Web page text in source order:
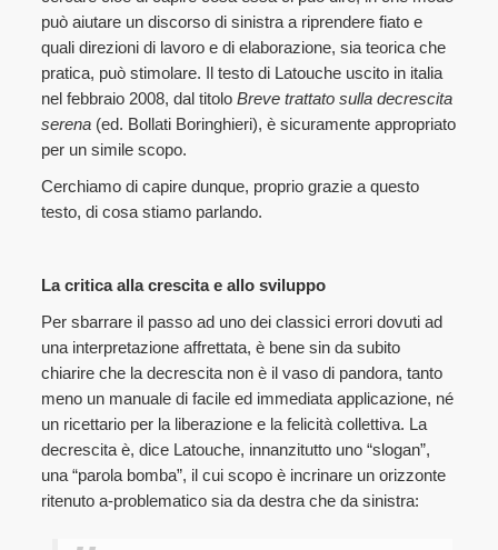
può aiutare un discorso di sinistra a riprendere fiato e
quali direzioni di lavoro e di elaborazione, sia teorica che
pratica, può stimolare. Il testo di Latouche uscito in italia
nel febbraio 2008, dal titoloBreve trattato sulla decrescita
serena (ed. Bollati Boringhieri), è sicuramente appropriato
per un simile scopo.
Cerchiamo di capire dunque, proprio grazie a questo
testo, di cosa stiamo parlando.
La critica alla crescita e allo sviluppo
Per sbarrare il passo ad uno dei classici errori dovuti ad
una interpretazione affrettata, è bene sin da subito
chiarire che la decrescita non è il vaso di pandora, tanto
meno un manuale di facile ed immediata applicazione, né
un ricettario per la liberazione e la felicità collettiva. La
decrescita è, dice Latouche, innanzitutto uno “slogan”,
una “parola bomba”, il cui scopo è incrinare un orizzonte
ritenuto a-problematico sia da destra che da sinistra: